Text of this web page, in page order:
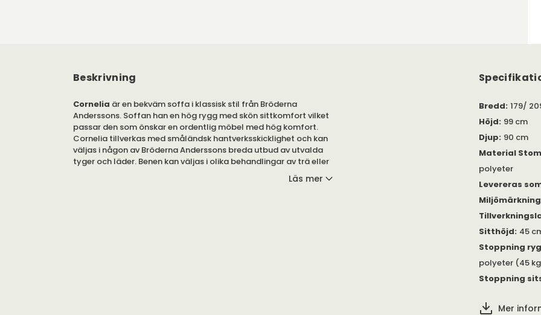
Beskrivning
Cornelia är en bekväm soffa i klassisk stil från Bröderna
Anderssons. Soffan han en hög rygg med skön sittkomfort vilket
passar den som önskar en ordentlig möbel med hög komfort.
Cornelia tillverkas med småländsk hantverksskicklighet och kan
väljas i någon av Bröderna Anderssons breda utbud av utvalda
tyger och läder. Benen kan väljas i olika behandlingar av trä eller
Läs mer
Bredd: 179/
Höjd: 99 cm
Djup: 90 cm
Material
polyeter
Levereras
Sitthöjd: 45
Stoppning
polyeter (45
Stoppning
Mer